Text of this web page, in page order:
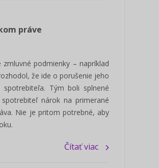
práve
podmienky – napríklad
že ide o porušenie jeho
Tým boli splnené
nárok na primerané
Nie je pritom potrebné, aby
Čítať viac